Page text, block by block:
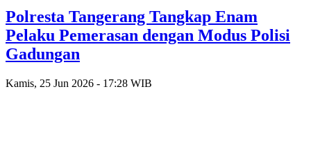
Polresta Tangerang Tangkap Enam
Pelaku Pemerasan dengan Modus Polisi
Gadungan
Kamis, 25 Jun 2026 - 17:28 WIB